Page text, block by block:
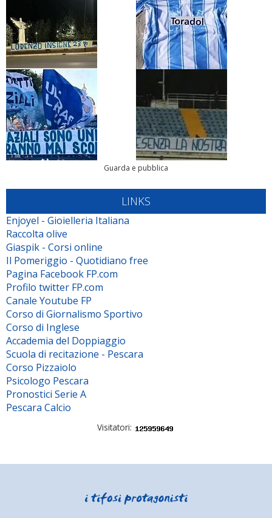
Guarda e pubblica
LINKS
Enjoyel - Gioielleria Italiana
Raccolta olive
Giaspik - Corsi online
Il Pomeriggio - Quotidiano free
Pagina Facebook FP.com
Profilo twitter FP.com
Canale Youtube FP
Corso di Giornalismo Sportivo
Corso di Inglese
Accademia del Doppiaggio
Scuola di recitazione - Pescara
Corso Pizzaiolo
Psicologo Pescara
Pronostici Serie A
Pescara Calcio
Visitatori: